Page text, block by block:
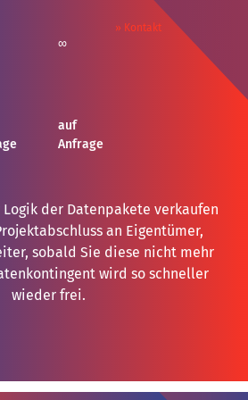
» Kontakt
∞
auf
Anfrage
Logik der Datenpakete verkaufen
an Eigentümer,
sobald Sie diese nicht mehr
wird so schneller
wieder frei.